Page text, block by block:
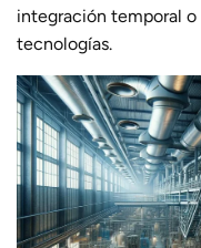
integración temporal
tecnologías.